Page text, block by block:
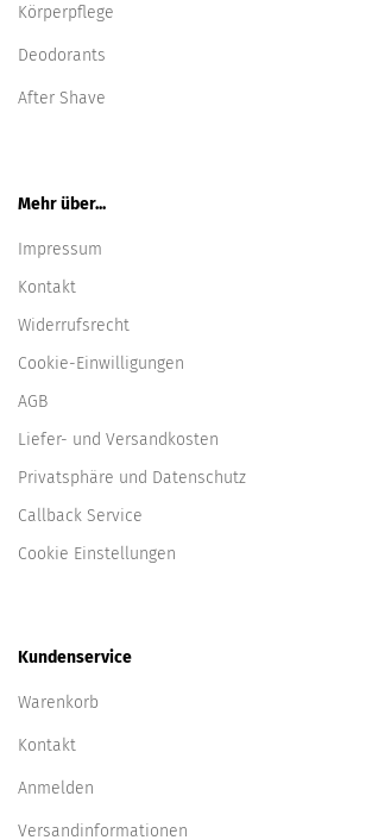
Körperpflege
Deodorants
After Shave
Mehr über...
Impressum
Kontakt
Widerrufsrecht
Cookie-Einwilligungen
AGB
Liefer- und Versandkosten
Privatsphäre und Datenschutz
Callback Service
Cookie Einstellungen
Kundenservice
Warenkorb
Kontakt
Anmelden
Versandinformationen